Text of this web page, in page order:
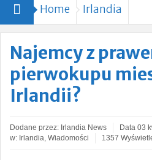
Jazdy
ataku nożownika opuściła OIOM
24-godzinna Ochrona Domów
Tragiczne utonięcie matki
Home Irlandia
Najemcy z
pierwokupu
Irlandii?
Dodane przez: Irlandia News Data 03
w: Irlandia, Wiadomości 1357